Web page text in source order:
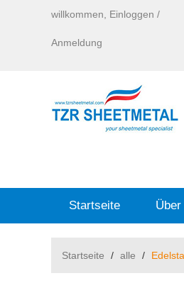
willkommen, Einloggen /
Anmeldung
Startseite
Startseite / alle /